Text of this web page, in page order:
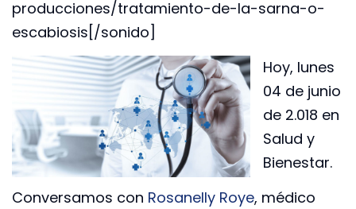
producciones/tratamiento-de-la-sarna-o-
escabiosis[/sonido]
Hoy, lunes
04 de junio
de 2.018 en
Salud y
Bienestar.
Conversamos con Rosanelly Roye, médico